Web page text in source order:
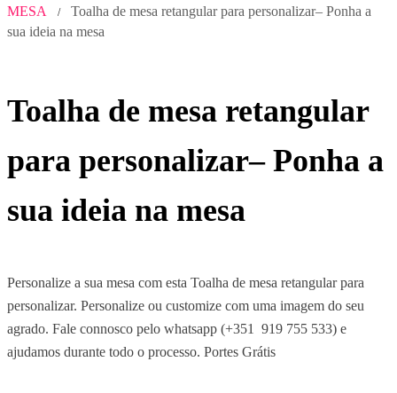
MESA
/
Toalha de mesa retangular para personalizar– Ponha a
sua ideia na mesa
Toalha de mesa retangular
para personalizar– Ponha a
sua ideia na mesa
Personalize a sua mesa com esta Toalha de mesa retangular para
personalizar. Personalize ou customize com uma imagem do seu
agrado. Fale connosco pelo whatsapp (+351 919 755 533) e
ajudamos durante todo o processo. Portes Grátis